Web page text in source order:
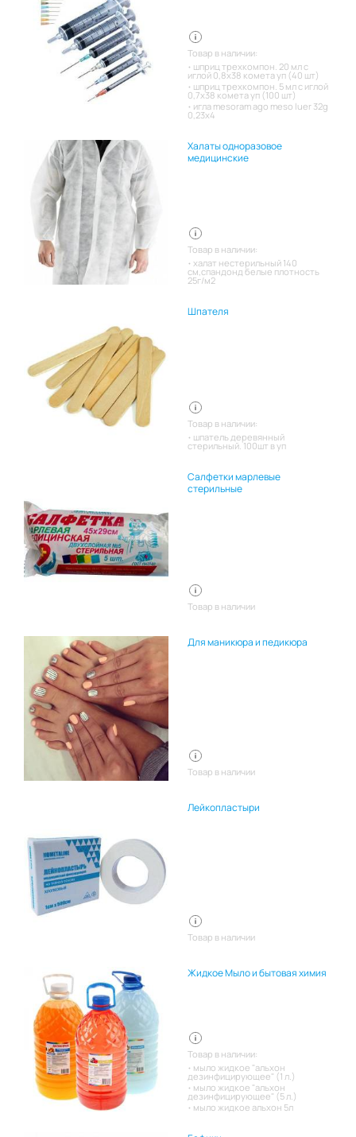
Товар в наличии:
шприц трехкомпон. 20 мл с
иглой 0,8х38 комета уп (40 шт)
шприц трехкомпон. 5 мл с иглой
0,7х38 комета уп (100 шт)
игла mesoram ago meso luer 32g
0,23x4
Халаты одноразовое
медицинские
Товар в наличии:
халат нестерильный 140
см,спандонд белые плотность
25г/м2
Шпателя
Товар в наличии:
шпатель деревянный
стерильный. 100шт в уп
Салфетки марлевые
стерильные
Товар в наличии
Для маникюра и педикюра
Товар в наличии
Лейкопластыри
Товар в наличии
Жидкое Мыло и бытовая химия
Товар в наличии:
мыло жидкое "альхон
дезинфицирующее" (1 л.)
мыло жидкое "альхон
дезинфицирующее" (5 л.)
мыло жидкое альхон 5л